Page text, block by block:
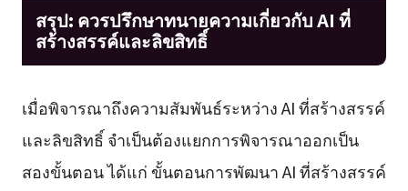
สรุป: ควรปรึกษาทนายความเกี่ยวกับ AI ที่
สร้างสรรค์และลิขสิทธิ์
เมื่อพิจารณาถึงความสัมพันธ์ระหว่าง AI ที่สร้างสรรค์
และลิขสิทธิ์ จำเป็นต้องแยกการพิจารณาออกเป็น
สองขั้นตอน ได้แก่ ขั้นตอนการพัฒนา AI ที่สร้างสรรค์